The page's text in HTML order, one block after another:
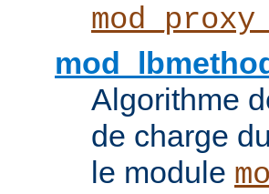
Algorithme
de charge
le module